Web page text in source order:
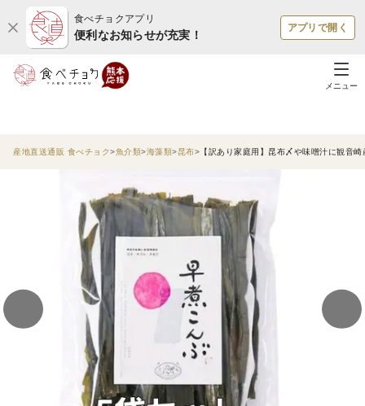
食べチョクアプリ
便利なお知らせが充実！
アプリで開く
メニュー
産地直送通販 食べチョク 魚介類 海藻類 昆布 【訳あり家庭用】昆布〆や味噌汁に観音